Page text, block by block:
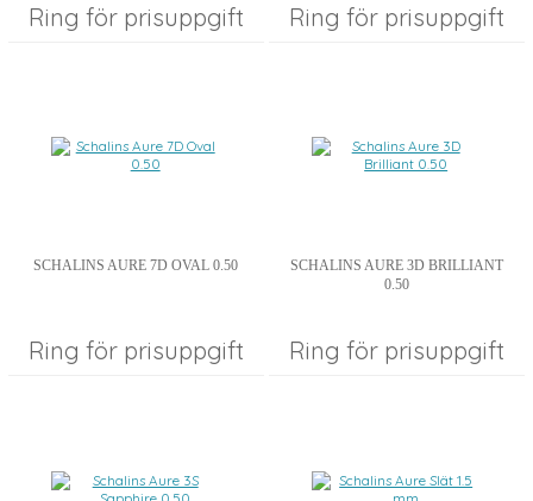
Ring för prisuppgift Ring för prisuppgift
SCHALINS AURE 7D OVAL 0.50
Ring för prisuppgift
SCHALINS AURE 3D BRILLIANT
0.50
Ring för prisuppgift